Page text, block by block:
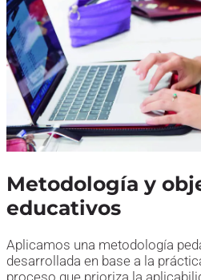
Metodología y
educativos
Aplicamos una metodología
desarrollada en base a la
proceso que prioriza la